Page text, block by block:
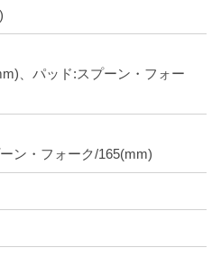
、パッド:スプーン・フォー
ン・フォーク/165(mm)